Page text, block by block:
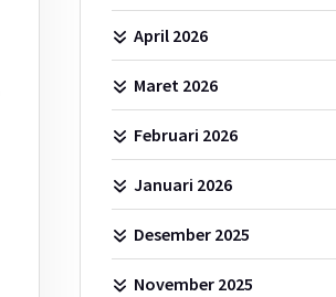
April 2026
Maret 2026
Februari 2026
Januari 2026
Desember 2025
November 2025